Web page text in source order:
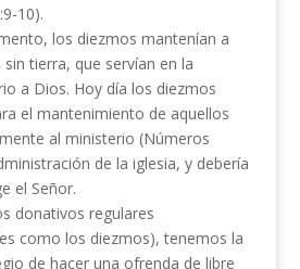
10).
los diezmos mantenían a
tierra, que servían en la
a Dios. Hoy día los diezmos
el mantenimiento de aquellos
al ministerio (Números
de la iglesia, y debería
el Señor.
donativos regulares
como los diezmos), tenemos la
de hacer una ofrenda de libre